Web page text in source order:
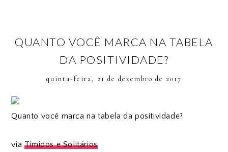
QUANTO VOCÊ MARCA NA TABELA
DA POSITIVIDADE?
quinta-feira, 21 de dezembro de 2017
Quanto você marca na tabela da positividade?
via Tímidos e Solitários